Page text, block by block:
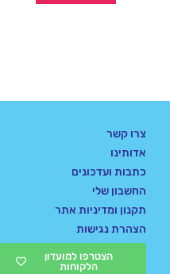
צרו קשר
אדותינו
כתבות ועדכונים
החשבון שלי
תקנון ומדיניות אתר
הצהרת נגישות
הצטרפו למועדון
הלקוחות